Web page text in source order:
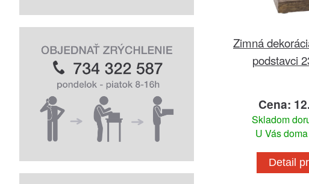
Zimná
podstavci
Cena:
Skladom
U Vás
Detail